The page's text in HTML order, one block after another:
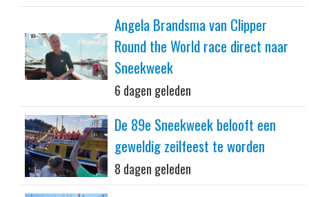
Angela Brandsma van Clipper
Round the World race direct naar
Sneekweek
6 dagen geleden
De 89e Sneekweek belooft een
geweldig zeilfeest te worden
8 dagen geleden